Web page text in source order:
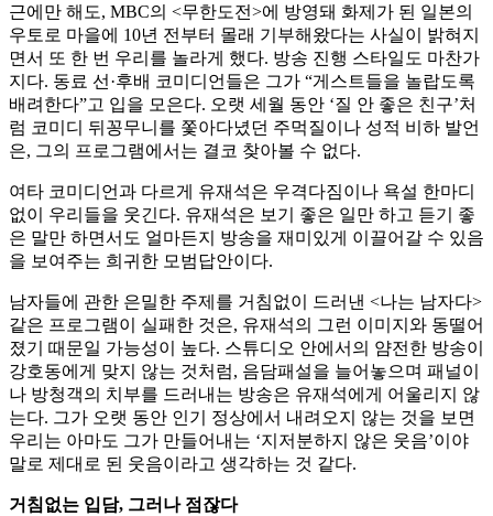
근에만 해도, MBC의 <무한도전>에 방영돼 화제가 된 일본의
우토로 마을에 10년 전부터 몰래 기부해왔다는 사실이 밝혀지
면서 또 한 번 우리를 놀라게 했다. 방송 진행 스타일도 마찬가
지다. 동료 선·후배 코미디언들은 그가 “게스트들을 놀랍도록
배려한다”고 입을 모은다. 오랫 세월 동안 ‘질 안 좋은 친구’처
럼 코미디 뒤꽁무니를 쫓아다녔던 주먹질이나 성적 비하 발언
은, 그의 프로그램에서는 결코 찾아볼 수 없다.
여타 코미디언과 다르게 유재석은 우격다짐이나 욕설 한마디
없이 우리들을 웃긴다. 유재석은 보기 좋은 일만 하고 듣기 좋
은 말만 하면서도 얼마든지 방송을 재미있게 이끌어갈 수 있음
을 보여주는 희귀한 모범답안이다.
남자들에 관한 은밀한 주제를 거침없이 드러낸 <나는 남자다>
같은 프로그램이 실패한 것은, 유재석의 그런 이미지와 동떨어
졌기 때문일 가능성이 높다. 스튜디오 안에서의 얌전한 방송이
강호동에게 맞지 않는 것처럼, 음담패설을 늘어놓으며 패널이
나 방청객의 치부를 드러내는 방송은 유재석에게 어울리지 않
는다. 그가 오랫 동안 인기 정상에서 내려오지 않는 것을 보면
우리는 아마도 그가 만들어내는 ‘지저분하지 않은 웃음’이야
말로 제대로 된 웃음이라고 생각하는 것 같다.
거침없는 입담, 그러나 점잖다